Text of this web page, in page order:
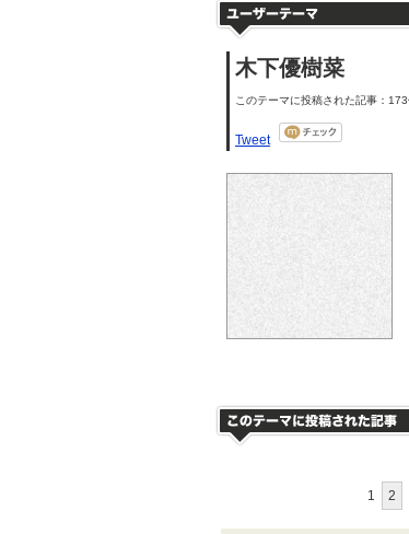
木下優樹菜
このテーマに投稿された記事：
Tweet
1 2